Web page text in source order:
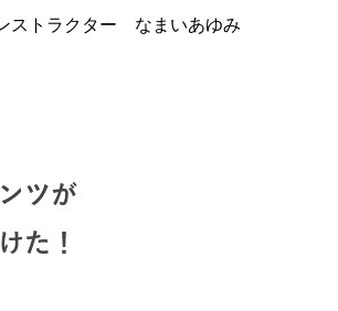
ストラクター なまいあゆみ
ツが
た！